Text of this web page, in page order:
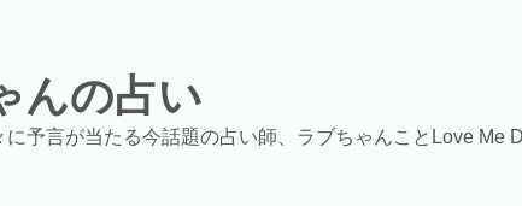
んの占い
予言が当たる今話題の占い師、ラブちゃんことLove Me